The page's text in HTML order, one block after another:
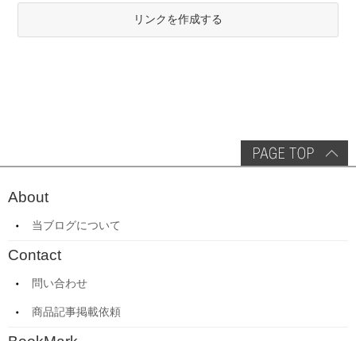
リンクを作成する
About
当ブログについて
Contact
問い合わせ
商品記事掲載依頼